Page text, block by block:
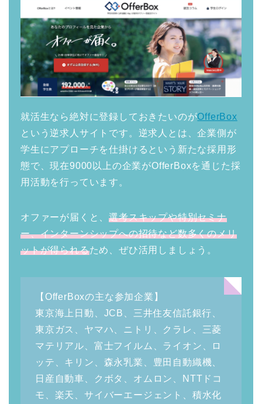
就活生なら絶対に登録しておきたいのがOfferBox
という逆求人サイトです。逆求人とは、企業側が
学生にアプローチを仕掛けるという新たな採用形
態で、現在9000以上の企業がOfferBoxを通じた採
用活動を行っています。
オファーが届くと、選考スキップや特別セミナ
ー、インターンシップへの招待など数多くのメリ
ットが得られるため、ぜひ活用しましょう。
【OfferBoxの主な参加企業】
東京海上日動、JCB、三井住友信託銀行、
東京ガス、ヤマハ、ニトリ、クラレ、三菱
マテリアル、富士フイルム、ライオン、ロ
ッテ、キリン、森永乳業、豊田自動織機、
日産自動車、クボタ、オムロン、NTTドコ
モ、楽天、サイバーエージェント、積水化